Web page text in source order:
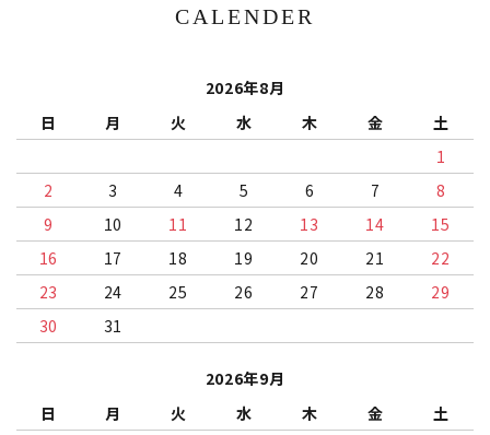
CALENDER
2026年8月
日
月 火 水 木 金
土
1
2
3 4 5 6 7
8
9
10 11 12 13 14
15
16
17 18 19 20 21
22
23
24 25 26 27 28
29
30
31
2026年9月
日
月 火 水 木 金
土